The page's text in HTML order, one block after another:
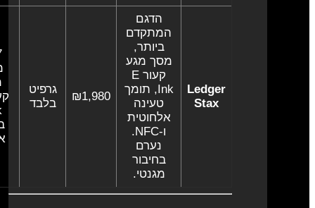
Ledger
Stax
הדגם
המתקדם
ביותר,
מסך מגע
קעור E
Ink, תומך
טעינה
אלחוטית
ו-NFC.
נערם
בחיבור
מגנטי.
₪1,980
גרפיט
בלבד